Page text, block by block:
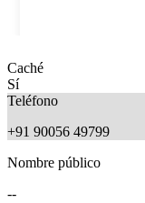
Caché
Sí
Teléfono
+91 90056 49799
Nombre público
--